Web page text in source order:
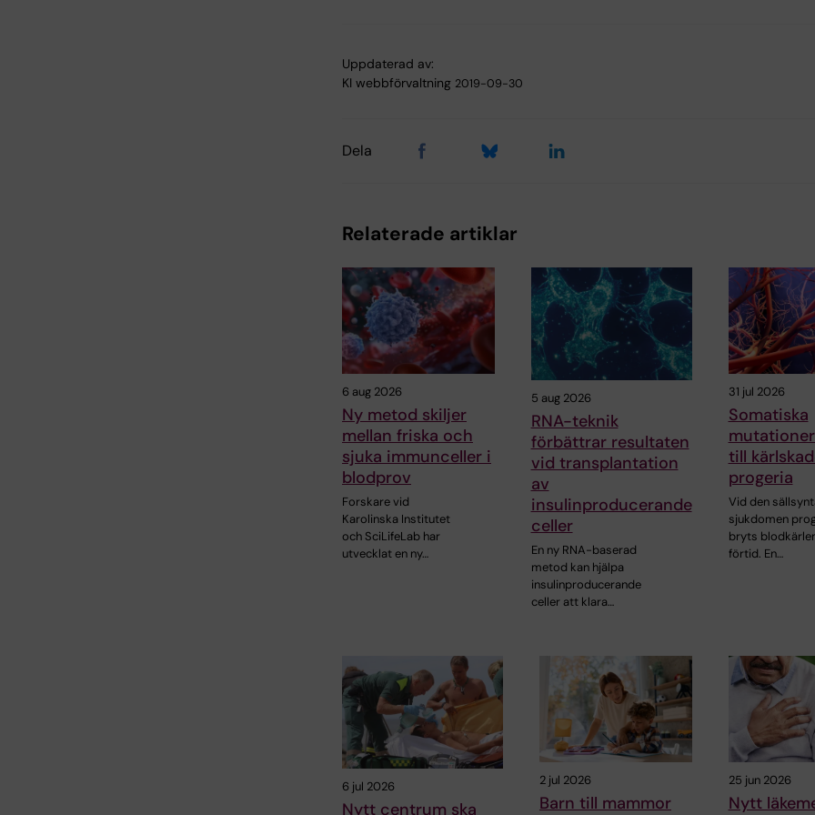
Uppdaterad av:
KI webbförvaltning 2019-09-30
Dela
Relaterade artiklar
6 aug 2026
Ny metod skiljer
mellan friska och
sjuka immunceller i
blodprov
Forskare vid
Karolinska Institutet
och SciLifeLab har
utvecklat en ny…
5 aug 2026
RNA-teknik
förbättrar resultaten
vid transplantation
av
insulinproducerande
celler
En ny RNA-baserad
metod kan hjälpa
insulinproducerande
celler att klara…
31 jul 2026
Somatiska
till
progeria
Vid den
sjukdomen
bryts
förtid. En…
6 jul 2026
Nytt centrum ska
2 jul 2026
Barn till mammor
25 jun 2026
Nytt